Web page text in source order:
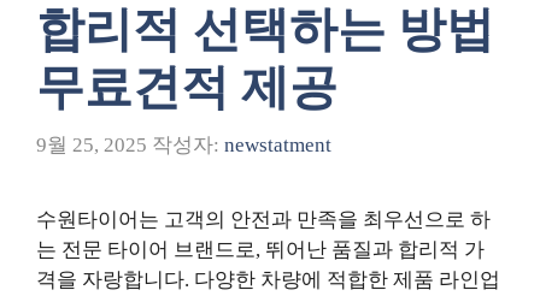
합리적 선택하는 방법
무료견적 제공
9월 25, 2025 작성자: newstatment
수원타이어는 고객의 안전과 만족을 최우선으로 하
는 전문 타이어 브랜드로, 뛰어난 품질과 합리적 가
격을 자랑합니다. 다양한 차량에 적합한 제품 라인업